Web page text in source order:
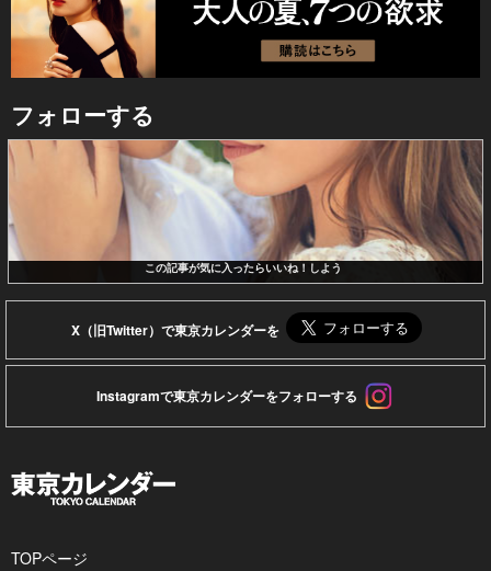
フォローする
この記事が気に入ったらいいね！しよう
X（旧Twitter）で東京カレンダーを
Instagramで東京カレンダーをフォローする
TOPページ